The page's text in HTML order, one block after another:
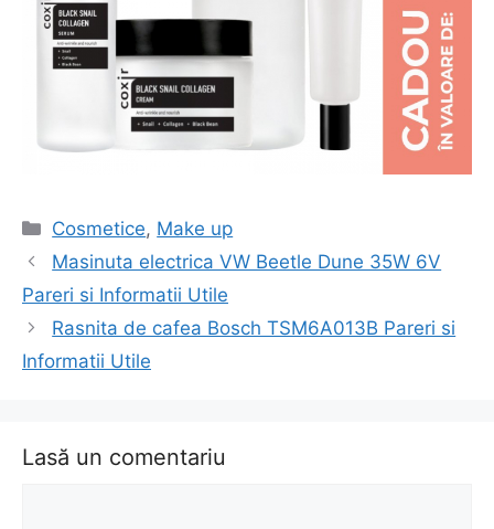
Categorii
Cosmetice, Make up
Navigare
în
Masinuta electrica VW Beetle Dune 35W 6V
Pareri si Informatii Utile
Rasnita de cafea Bosch TSM6A013B Pareri si
Informatii Utile
Lasă un comentariu